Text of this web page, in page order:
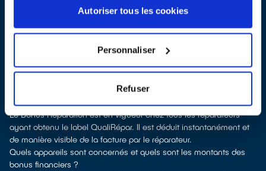
Autoriser tous les cookies
Personnaliser
Refuser
labellisés QualiRépar. En cliquant sur la fiche détaillée du
réparateur, vous découvrirez pour quels types d’appareils ce
électroménager, télévision, téléphone mobile, outils électriques : à
chaque famille d’appareils son réparateur spécialisé et labellisé
QualiRépar.
Comment bénéficier du Bonus Réparation à Thonon-les-Bains ?
Le Bonus Réparation est en vigueur chez tous les réparateurs
ayant obtenu le label QualiRépar. Il est déduit instantanément et
de manière visible de la facture par le réparateur.
Quels appareils sont concernés et quels sont les montants des
bonus financiers ?